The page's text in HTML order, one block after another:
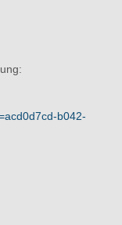
b042-